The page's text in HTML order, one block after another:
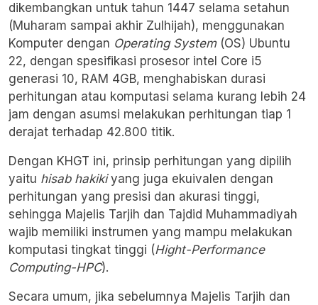
dikembangkan untuk tahun 1447 selama setahun
(Muharam sampai akhir Zulhijah), menggunakan
Komputer dengan Operating System(OS) Ubuntu
22, dengan spesifikasi prosesor intel Core i5
generasi 10, RAM 4GB, menghabiskan durasi
perhitungan atau komputasi selama kurang lebih 24
jam dengan asumsi melakukan perhitungan tiap 1
derajat terhadap 42.800 titik.
Dengan KHGT ini, prinsip perhitungan yang dipilih
yaitu hisab hakikiyang juga ekuivalen dengan
perhitungan yang presisi dan akurasi tinggi,
sehingga Majelis Tarjih dan Tajdid Muhammadiyah
wajib memiliki instrumen yang mampu melakukan
komputasi tingkat tinggi (Hight-Performance
Computing-HPC).
Secara umum, jika sebelumnya Majelis Tarjih dan